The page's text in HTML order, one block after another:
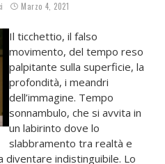
Marzo 4, 2021
Il ticchettio, il falso
movimento, del tempo reso
palpitante sulla superficie, la
profondità, i meandri
dell’immagine. Tempo
sonnambulo, che si avvita in
un labirinto dove lo
slabbramento tra realtà e
indistinguibile. Lo